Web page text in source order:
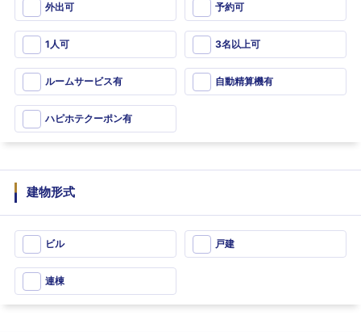
外出可 予約可
1人可 3名以上可
ルームサービス有 自動精算機有
ハピホテクーポン有
建物形式
ビル 戸建
連棟